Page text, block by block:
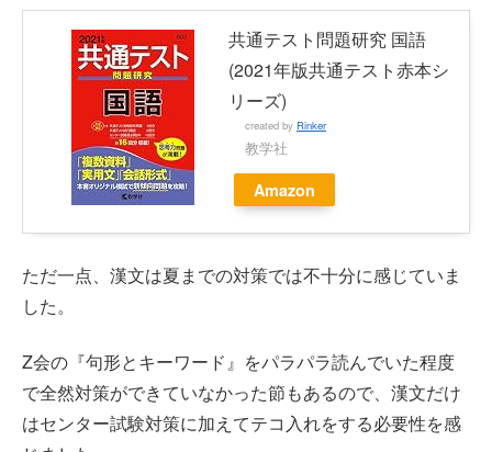
共通テスト問題研究 国語
(2021年版共通テスト赤本シ
リーズ)
created by Rinker
教学社
Amazon
ただ一点、漢文は夏までの対策では不十分に感じていま
した。
Z会の『句形とキーワード』をパラパラ読んでいた程度
で全然対策ができていなかった節もあるので、漢文だけ
はセンター試験対策に加えてテコ入れをする必要性を感